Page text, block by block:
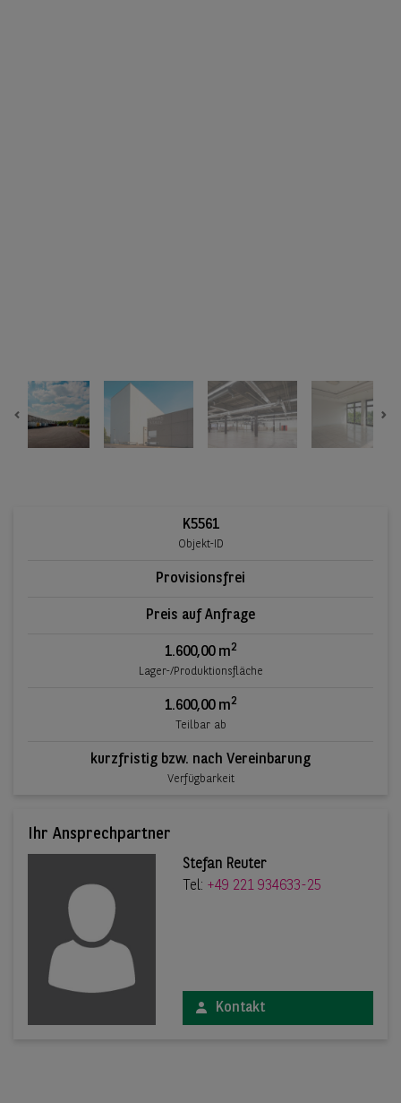
Previous
K5561
Objekt-ID
Provisionsfrei
Preis auf Anfrage
1.600,00 m2
Lager-/Produktionsfläche
1.600,00 m2
Teilbar ab
kurzfristig bzw. nach Vereinbarung
Verfügbarkeit
Ihr Ansprechpartner
Stefan Reuter
Tel: +49 221 934633-25
Kontakt